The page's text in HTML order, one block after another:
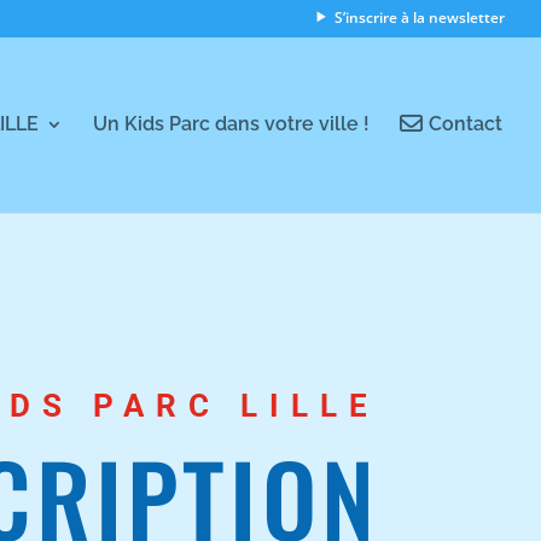
S’inscrire à la newsletter
Un Kids Parc dans votre ville ! Contact
PARC LILLE